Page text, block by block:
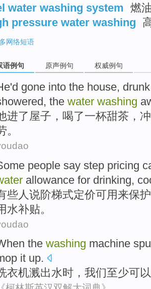
water washing system 燃
pressure water washing
网络短语
语例句 原声例句 权威例句
'd gone into the house, drunk
, the water washing
进了 屋子 ， 喝了一杯甜茶 ， 冲
。
people say step pricing
allowance for drinking,
些 人 说阶梯式定价可用 来保护
水补贴。
the washing machine
it up.
衣机溅出水时 ， 我们至少可以